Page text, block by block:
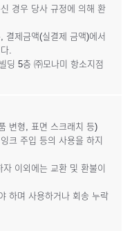
경우 당사 규정에 의해 환
결제금액(실결제 금액)에서
.
딩 5층 ㈜모나미 항소지점
변형, 표면 스크래치 등)
크 주입 등의 사용을 하지
이외에는 교환 및 환불이
하며 사용하거나 회송 누락